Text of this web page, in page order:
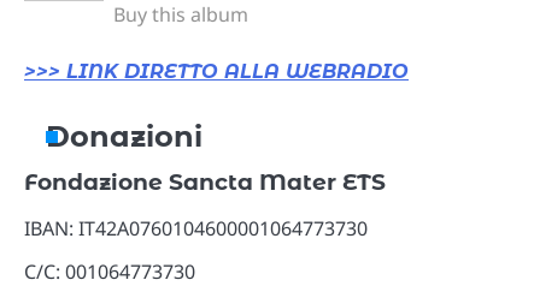
Buy this album
>>> LINK DIRETTO ALLA WEBRADIO
Donazioni
Fondazione Sancta Mater ETS
IBAN: IT42A0760104600001064773730
C/C: 001064773730